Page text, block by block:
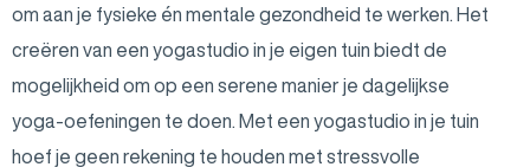
om aan je fysieke én mentale gezondheid te werken. Het
creëren van een yogastudio in je eigen tuin biedt de
mogelijkheid om op een serene manier je dagelijkse
yoga-oefeningen te doen. Met een yogastudio in je tuin
hoef je geen rekening te houden met stressvolle